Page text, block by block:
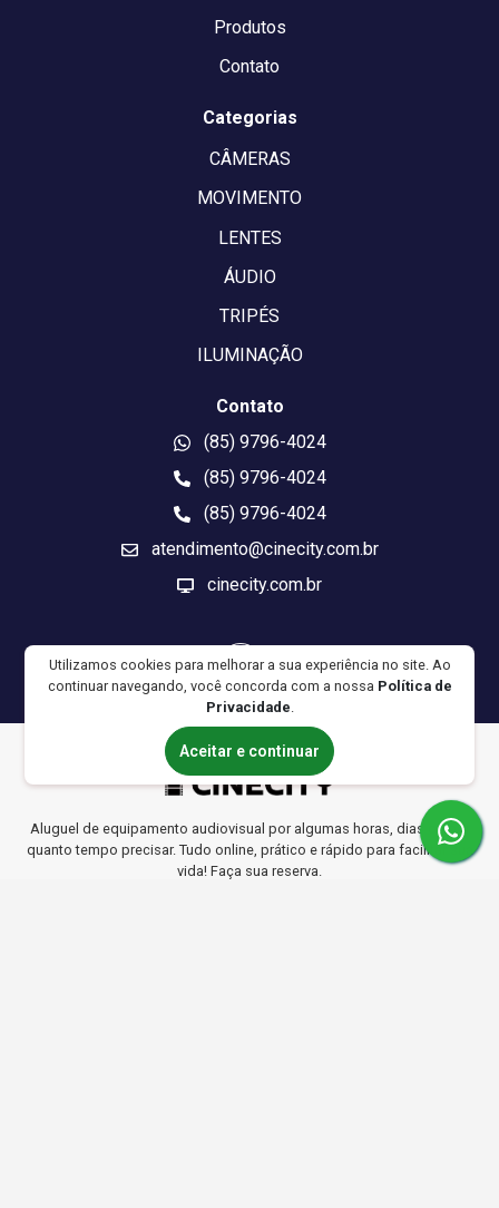
Produtos
Contato
Categorias
CÂMERAS
MOVIMENTO
LENTES
ÁUDIO
TRIPÉS
ILUMINAÇÃO
Contato
(85) 9796-4024
(85) 9796-4024
(85) 9796-4024
atendimento@cinecity.com.br
cinecity.com.br
Aluguel de equipamento audiovisual por algumas horas, dias ou por
quanto tempo precisar. Tudo online, prático e rápido para facilitar sua
vida! Faça sua reserva.
Utilizamos cookies para melhorar a sua experiência no site. Ao
continuar navegando, você concorda com a nossa Política de
Privacidade.
Aceitar e continuar